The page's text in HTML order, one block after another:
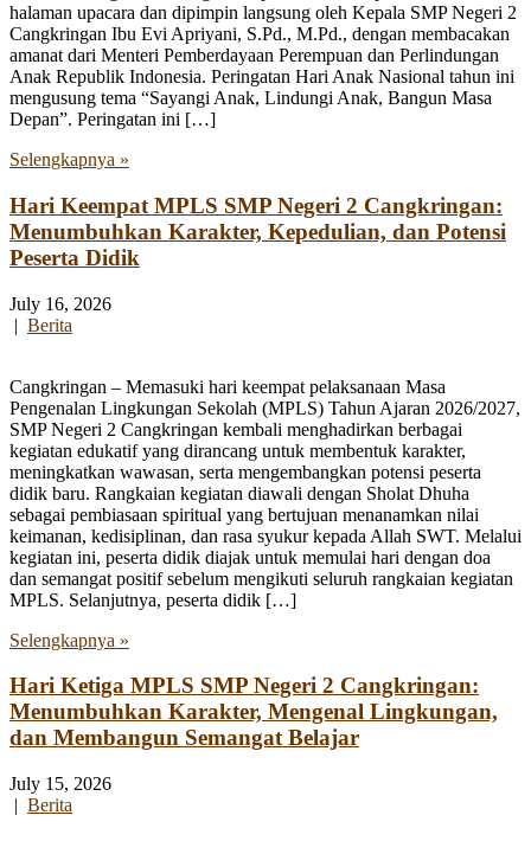
halaman upacara dan dipimpin langsung oleh Kepala SMP Negeri 2
Cangkringan Ibu Evi Apriyani, S.Pd., M.Pd., dengan membacakan
amanat dari Menteri Pemberdayaan Perempuan dan Perlindungan
Anak Republik Indonesia. Peringatan Hari Anak Nasional tahun ini
mengusung tema “Sayangi Anak, Lindungi Anak, Bangun Masa
Depan”. Peringatan ini […]
Selengkapnya »
Hari Keempat MPLS SMP Negeri 2 Cangkringan:
Menumbuhkan Karakter, Kepedulian, dan Potensi
Peserta Didik
July 16, 2026
| Berita
Cangkringan – Memasuki hari keempat pelaksanaan Masa
Pengenalan Lingkungan Sekolah (MPLS) Tahun Ajaran 2026/2027,
SMP Negeri 2 Cangkringan kembali menghadirkan berbagai
kegiatan edukatif yang dirancang untuk membentuk karakter,
meningkatkan wawasan, serta mengembangkan potensi peserta
didik baru. Rangkaian kegiatan diawali dengan Sholat Dhuha
sebagai pembiasaan spiritual yang bertujuan menanamkan nilai
keimanan, kedisiplinan, dan rasa syukur kepada Allah SWT. Melalui
kegiatan ini, peserta didik diajak untuk memulai hari dengan doa
dan semangat positif sebelum mengikuti seluruh rangkaian kegiatan
MPLS. Selanjutnya, peserta didik […]
Selengkapnya »
Hari Ketiga MPLS SMP Negeri 2 Cangkringan:
Menumbuhkan Karakter, Mengenal Lingkungan,
dan Membangun Semangat Belajar
July 15, 2026
| Berita